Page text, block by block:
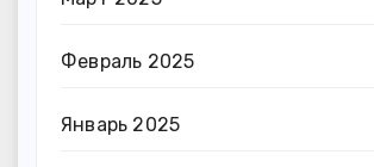
Февраль 2025
Январь 2025